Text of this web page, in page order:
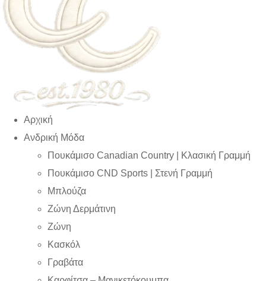
Αρχική
Ανδρική Μόδα
Πουκάμισο Canadian Country | Kλασική Γραμμή
Πουκάμισο CND Sports | Στενή Γραμμή
Μπλούζα
Ζώνη Δερμάτινη
Ζώνη
Κασκόλ
Γραβάτα